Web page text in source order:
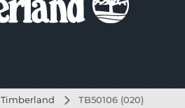
Timberland TB50106 (020)